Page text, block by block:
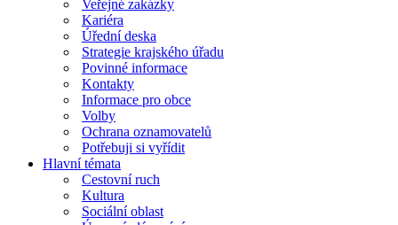
Veřejné zakázky
Kariéra
Úřední deska
Strategie krajského úřadu
Povinné informace
Kontakty
Informace pro obce
Volby
Ochrana oznamovatelů
Potřebuji si vyřídit
Hlavní témata
Cestovní ruch
Kultura
Sociální oblast